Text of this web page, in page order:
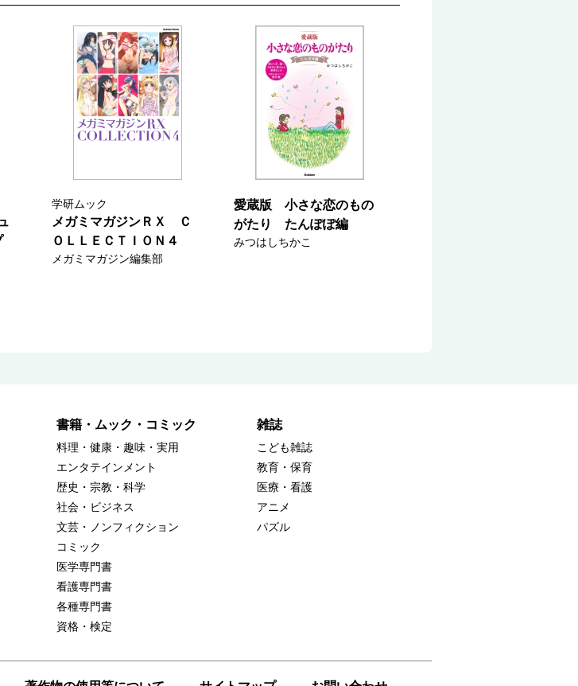
学研ムック
メガミマガジンＲＸ Ｃ
ＯＬＬＥＣＴＩＯＮ４
メガミマガジン編集部
愛蔵版 小さな恋のもの
がたり たんぽぽ編
みつはしちかこ
書籍・ムック・コミック
料理・健康・趣味・実用
エンタテインメント
歴史・宗教・科学
社会・ビジネス
文芸・ノンフィクション
コミック
医学専門書
看護専門書
各種専門書
資格・検定
雑誌
こども雑誌
教育・保育
医療・看護
アニメ
パズル